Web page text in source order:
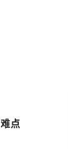
点